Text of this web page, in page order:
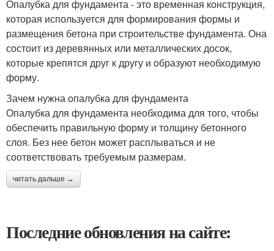
Опалубка для фундамента - это временная конструкция,
которая используется для формирования формы и
размещения бетона при строительстве фундамента. Она
состоит из деревянных или металлических досок,
которые крепятся друг к другу и образуют необходимую
форму.
Зачем нужна опалубка для фундамента
Опалубка для фундамента необходима для того, чтобы
обеспечить правильную форму и толщину бетонного
слоя. Без нее бетон может расплываться и не
соответствовать требуемым размерам.
читать дальше →
Последние обновления на сайте: